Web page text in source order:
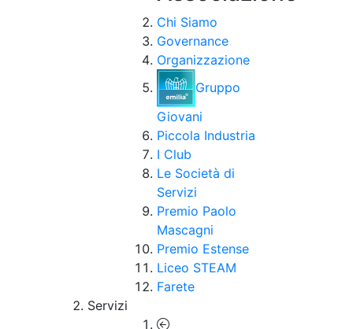
Chi Siamo
Governance
Organizzazione
Gruppo
Giovani
Piccola Industria
I Club
Le Società di
Servizi
Premio Paolo
Mascagni
Premio Estense
Liceo STEAM
Farete
Servizi